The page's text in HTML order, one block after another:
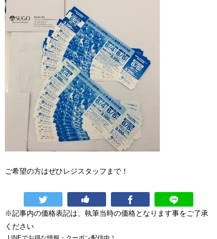
ご希望の方はぜひレジスタッフまで！
※記事内の価格表記は、執筆当時の価格となります事をご了承
ください